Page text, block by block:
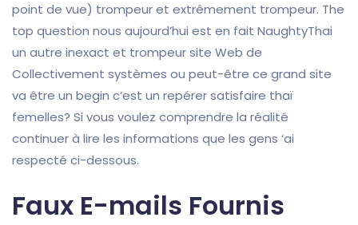
point de vue) trompeur et extrêmement trompeur. The
top question nous aujourd’hui est en fait NaughtyThai
un autre inexact et trompeur site Web de
Collectivement systèmes ou peut-être ce grand site
va être un begin c’est un repérer satisfaire thaï
femelles? Si vous voulez comprendre la réalité
continuer à lire les informations que les gens ‘ai
respecté ci-dessous.
Faux E-mails Fournis